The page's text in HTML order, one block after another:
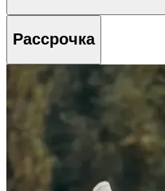
Рассрочка